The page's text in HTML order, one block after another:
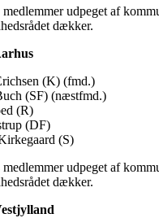
udpeget af
dækker.
(K) (fmd.)
(SF) (næstfmd.)
(R)
(DF)
(S)
udpeget af
dækker.